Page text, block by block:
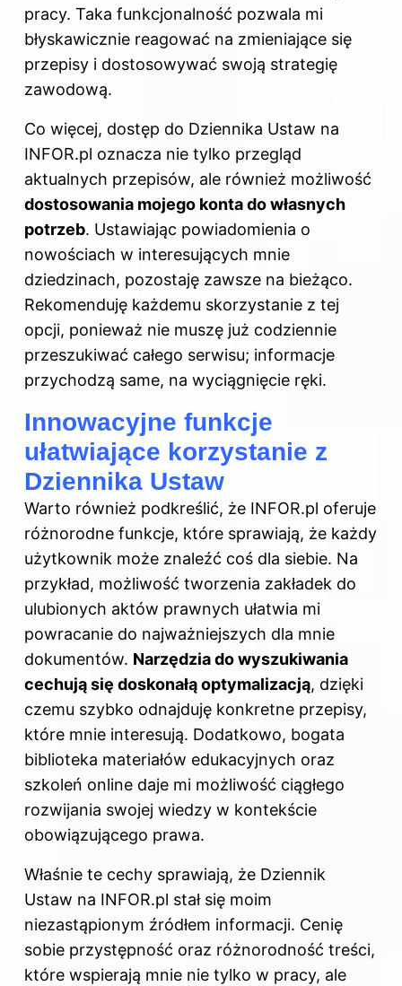
pracy. Taka funkcjonalność pozwala mi
błyskawicznie reagować na zmieniające się
przepisy i dostosowywać swoją strategię
zawodową.
Co więcej, dostęp do Dziennika Ustaw na
INFOR.pl oznacza nie tylko przegląd
aktualnych przepisów, ale również możliwość
dostosowania mojego konta do własnych
potrzeb. Ustawiając powiadomienia o
nowościach w interesujących mnie
dziedzinach, pozostaję zawsze na bieżąco.
Rekomenduję każdemu skorzystanie z tej
opcji, ponieważ nie muszę już codziennie
przeszukiwać całego serwisu; informacje
przychodzą same, na wyciągnięcie ręki.
Innowacyjne funkcje
ułatwiające korzystanie z
Dziennika Ustaw
Warto również podkreślić, że INFOR.pl oferuje
różnorodne funkcje, które sprawiają, że każdy
użytkownik może znaleźć coś dla siebie. Na
przykład, możliwość tworzenia zakładek do
ulubionych aktów prawnych ułatwia mi
powracanie do najważniejszych dla mnie
dokumentów. Narzędzia do wyszukiwania
cechują się doskonałą optymalizacją, dzięki
czemu szybko odnajduję konkretne przepisy,
które mnie interesują. Dodatkowo, bogata
biblioteka materiałów edukacyjnych oraz
szkoleń online daje mi możliwość ciągłego
rozwijania swojej wiedzy w kontekście
obowiązującego prawa.
Właśnie te cechy sprawiają, że Dziennik
Ustaw na INFOR.pl stał się moim
niezastąpionym źródłem informacji. Cenię
sobie przystępność oraz różnorodność treści,
które wspierają mnie nie tylko w pracy, ale